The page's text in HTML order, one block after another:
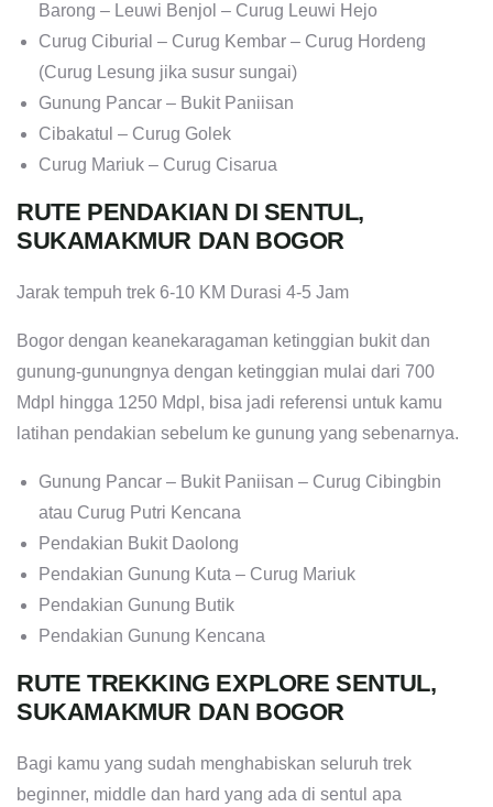
Barong – Leuwi Benjol – Curug Leuwi Hejo
Curug Ciburial – Curug Kembar – Curug Hordeng
(Curug Lesung jika susur sungai)
Gunung Pancar – Bukit Paniisan
Cibakatul – Curug Golek
Curug Mariuk – Curug Cisarua
RUTE PENDAKIAN DI SENTUL,
SUKAMAKMUR DAN BOGOR
Jarak tempuh trek 6-10 KM Durasi 4-5 Jam
Bogor dengan keanekaragaman ketinggian bukit dan
gunung-gunungnya dengan ketinggian mulai dari 700
Mdpl hingga 1250 Mdpl, bisa jadi referensi untuk kamu
latihan pendakian sebelum ke gunung yang sebenarnya.
Gunung Pancar – Bukit Paniisan – Curug Cibingbin
atau Curug Putri Kencana
Pendakian Bukit Daolong
Pendakian Gunung Kuta – Curug Mariuk
Pendakian Gunung Butik
Pendakian Gunung Kencana
RUTE TREKKING EXPLORE SENTUL,
SUKAMAKMUR DAN BOGOR
Bagi kamu yang sudah menghabiskan seluruh trek
beginner, middle dan hard yang ada di sentul apa